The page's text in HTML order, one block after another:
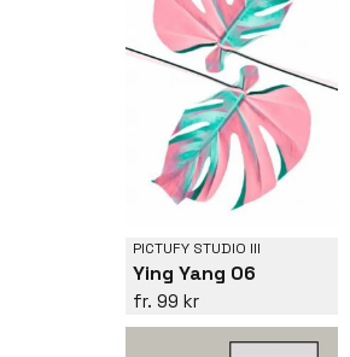
PICTUFY STUDIO III
Ying Yang 06
99 kr